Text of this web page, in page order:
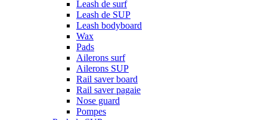
Leash de surf
Leash de SUP
Leash bodyboard
Wax
Pads
Ailerons surf
Ailerons SUP
Rail saver board
Rail saver pagaie
Nose guard
Pompes